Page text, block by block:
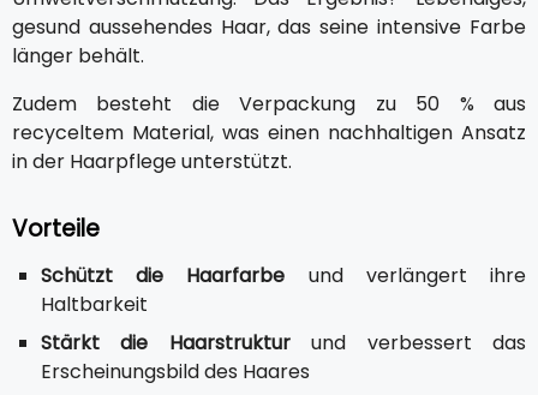
gesund aussehendes Haar, das seine intensive Farbe
länger behält.
Zudem besteht die Verpackung zu 50 % aus
recyceltem Material, was einen nachhaltigen Ansatz
in der Haarpflege unterstützt.
Vorteile
Schützt die Haarfarbe und verlängert ihre
Haltbarkeit
Stärkt die Haarstrukturund verbessert das
Erscheinungsbild des Haares